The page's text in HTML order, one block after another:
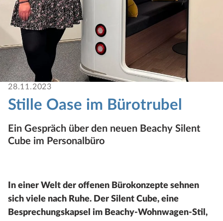
28.11.2023
Stille Oase im Bürotrubel
Ein Gespräch über den neuen Beachy Silent
Cube im Personalbüro
In einer Welt der offenen Bürokonzepte sehnen
sich viele nach Ruhe. Der Silent Cube, eine
Besprechungskapsel im Beachy-Wohnwagen-Stil,